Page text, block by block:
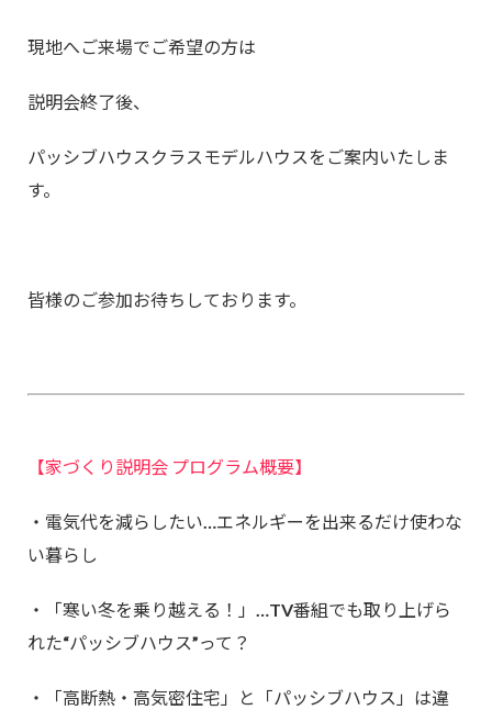
現地へご来場でご希望の方は
説明会終了後、
パッシブハウスクラスモデルハウスをご案内いたしま
す。
皆様のご参加お待ちしております。
【家づくり説明会 プログラム概要】
・電気代を減らしたい…エネルギーを出来るだけ使わな
い暮らし
・「寒い冬を乗り越える！」…TV番組でも取り上げら
れた“パッシブハウス”って？
・「高断熱・高気密住宅」と「パッシブハウス」は違